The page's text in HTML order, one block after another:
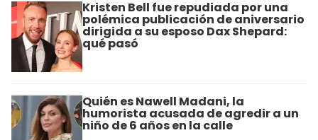
Kristen Bell fue repudiada por una
polémica publicación de aniversario
dirigida a su esposo Dax Shepard:
qué pasó
Quién es Nawell Madani, la
humorista acusada de agredir a un
niño de 6 años en la calle